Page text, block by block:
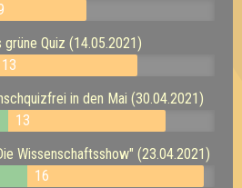
Quiz (14.05.2021)
13
in den Mai (30.04.2021)
13
Wissenschaftsshow" (23.04.2021)
16